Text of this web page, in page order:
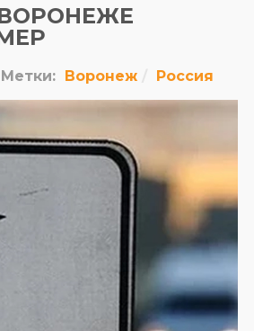
Метки: Воронеж Россия